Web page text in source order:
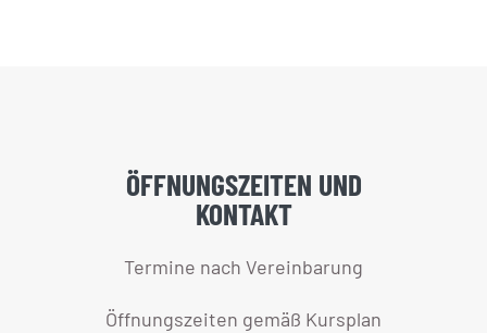
ÖFFNUNGSZEITEN UND
KONTAKT
Termine nach Vereinbarung
Öffnungszeiten gemäß Kursplan